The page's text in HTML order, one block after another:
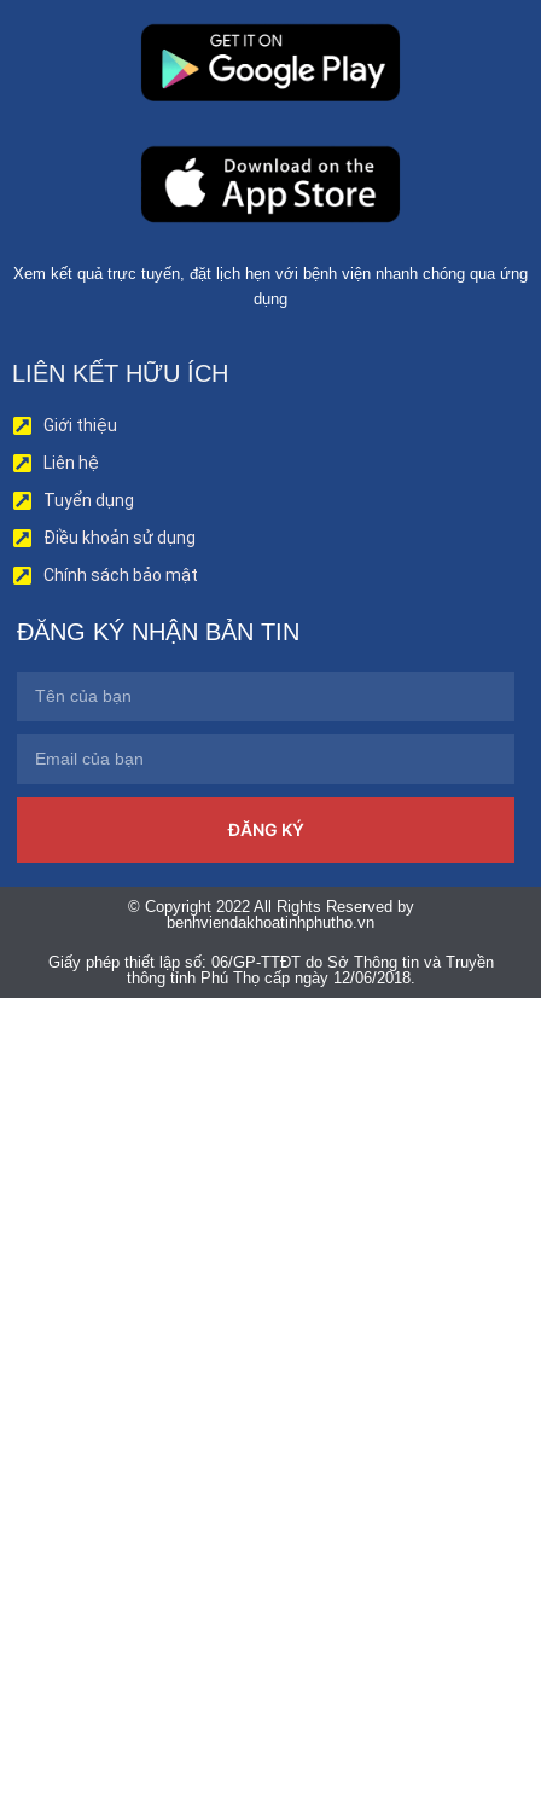
Xem kết quả trực tuyến, đặt lịch hẹn với bệnh viện nhanh chóng qua ứng
dụng
LIÊN KẾT HỮU ÍCH
Giới thiệu
Liên hệ
Tuyển dụng
Điều khoản sử dụng
Chính sách bảo mật
ĐĂNG KÝ NHẬN BẢN TIN
ĐĂNG KÝ
© Copyright 2022 All Rights Reserved by
benhviendakhoatinhphutho.vn
Giấy phép thiết lập số: 06/GP-TTĐT do Sở Thông tin và Truyền
thông tỉnh Phú Thọ cấp ngày 12/06/2018.